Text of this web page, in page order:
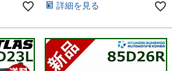
詳細を見る